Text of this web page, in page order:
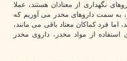
نگهداری از معتادان هستند، عملا
به سمت داروهای مخدر می آوریم که
اما فرد کماکان معتاد باقی می مانند،
از مواد مخدر، داروی مخدر